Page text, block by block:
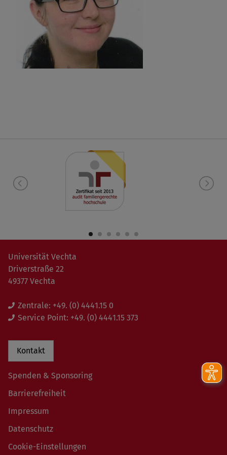
Universität Vechta
Driverstraße 22
49377 Vechta
Zentrale: +49. (0) 4441.15 0
Service Point: +49. (0) 4441.15 373
Kontakt
Spenden & Sponsoring
Barrierefreiheit
Impressum
Datenschutz
Cookie-Einstellungen